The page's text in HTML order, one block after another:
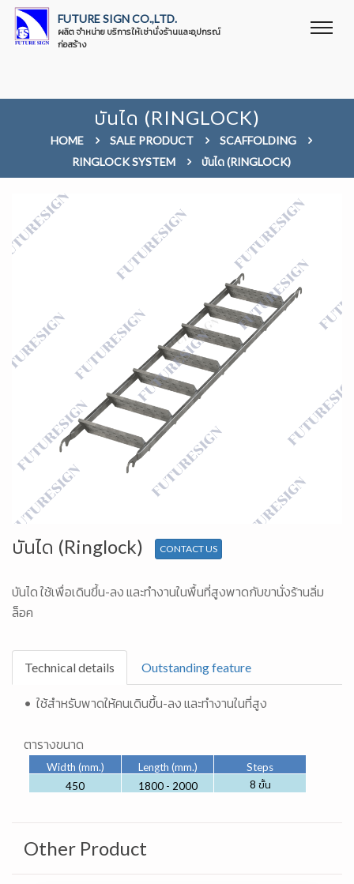
FUTURE SIGN CO.,LTD.
ผลิต จำหน่าย บริการให้เช่านั่งร้านและอุปกรณ์
ก่อสร้าง
บันได (RINGLOCK)
HOME SALE PRODUCT
SCAFFOLDING
RINGLOCK SYSTEM
บันได (RINGLOCK)
บันได (Ringlock) CONTACT US
บันได ใช้เพื่อเดินขึ้น-ลง และทำงานในพื้นที่สูงพาดกับขานั่งร้านลิ่ม
ล็อค
Technical details Outstanding feature
• ใช้สำหรับพาดให้คนเดินขึ้น-ลง และทำงานในที่สูง
ตารางขนาด
Width (mm.) Length (mm.)
Steps
450
1800 - 2000 8 ขั้น
Other Product